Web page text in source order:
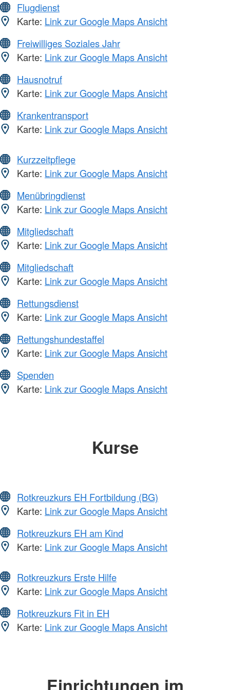
Flugdienst
Karte: Link zur Google Maps Ansicht
Freiwilliges Soziales Jahr
Karte: Link zur Google Maps Ansicht
Hausnotruf
Karte: Link zur Google Maps Ansicht
Krankentransport
Karte: Link zur Google Maps Ansicht
Kurzzeitpflege
Karte: Link zur Google Maps Ansicht
Menübringdienst
Karte: Link zur Google Maps Ansicht
Mitgliedschaft
Karte: Link zur Google Maps Ansicht
Mitgliedschaft
Karte: Link zur Google Maps Ansicht
Rettungsdienst
Karte: Link zur Google Maps Ansicht
Rettungshundestaffel
Karte: Link zur Google Maps Ansicht
Spenden
Karte: Link zur Google Maps Ansicht
Kurse
Rotkreuzkurs EH Fortbildung (BG)
Karte: Link zur Google Maps Ansicht
Rotkreuzkurs EH am Kind
Karte: Link zur Google Maps Ansicht
Rotkreuzkurs Erste Hilfe
Karte: Link zur Google Maps Ansicht
Rotkreuzkurs Fit in EH
Karte: Link zur Google Maps Ansicht
Einrichtungen im